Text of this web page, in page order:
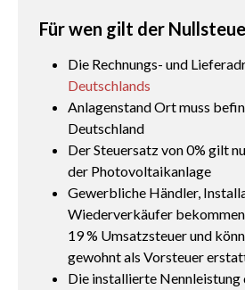
Für wen gilt der
Die Rechnungs- und
Deutschlands
Anlagenstand Ort muss
Deutschland
Der Steuersatz von 0% gilt
der Photovoltaikanlage
Gewerbliche Händler,
Wiederverkäufer
19 % Umsatzsteuer und
gewohnt als Vorsteuer
Die installierte Nennleistung